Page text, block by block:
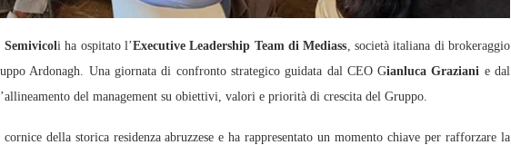
i ha ospitato l’Executive Leadership Team di Mediass , società italiana di brokeraggio
Ardonagh. Una giornata di confronto strategico guidata dal CEO Gianluca Graziani e dal
del management su obiettivi, valori e priorità di crescita del Gruppo.
della storica residenza abruzzese e ha rappresentato un momento chiave per rafforzare la